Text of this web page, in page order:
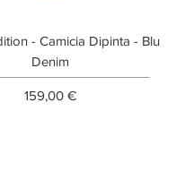
- Camicia Dipinta - Blu
Denim
Prezzo
159,00 €